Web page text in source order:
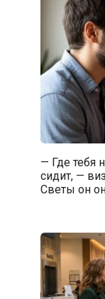
— Где тебя
сидит, —
Светы он